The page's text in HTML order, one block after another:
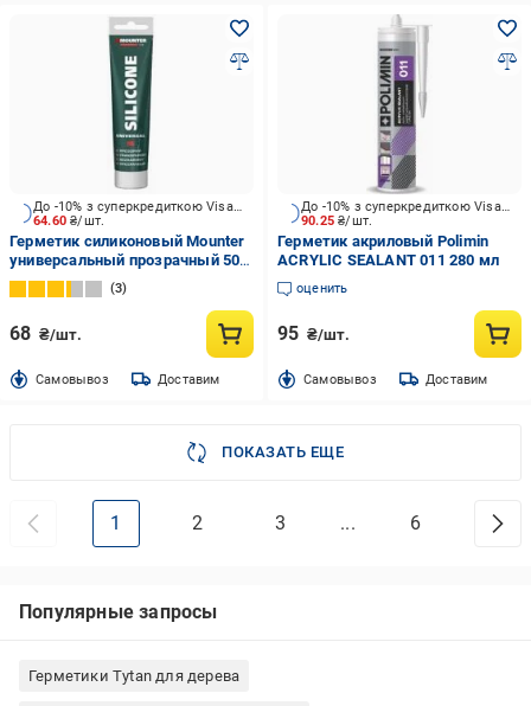
64.60₴/шт.
До -10% з суперкредиткою Visa Вигода
Герметик силиконовый Mounter
универсальный прозрачный 50
мл
3
68 ₴/шт.
Cамовывоз Доставим
90.25₴/шт.
До -10% з суперкредиткою Visa Вигода
Герметик акриловый Polimin
ACRYLIC SEALANT 011 280 мл
оценить
95 ₴/шт.
Cамовывоз Доставим
ПОКАЗАТЬ ЕЩЕ
1 2 3 ... 6
Популярные запросы
Герметики Tytan для дерева